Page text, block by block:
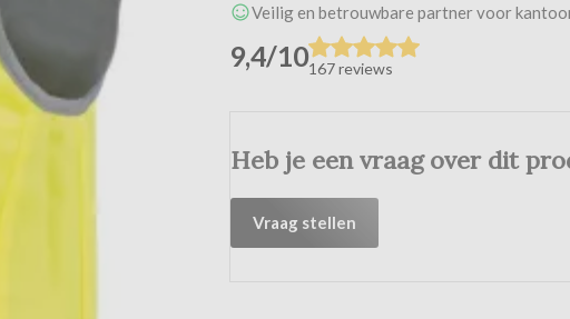
Veilig en betrouwbare partner voor
9,4/10167 reviews
Heb je een vraag over dit
Vraag stellen